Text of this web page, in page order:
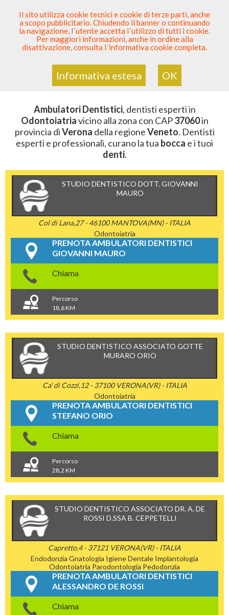
SEI DENTISTA? PARTECIPA
Sei QuiElenco Dentista Sicuro > Odontoiatria>
Ambulatori Dentistici>Veneto >Verona >CAP 37060
ZONA CON CAP 37060
Ambulatori Dentistici, dentisti esperti in
Odontoiatriavicino alla zona con CAP37060in
provincia diVerona della regioneVeneto. Dentisti
esperti e professionali, curano la tua bocca e i tuoi
denti.
STUDIO DENTISTICO DOTT. GIOVANNI
MAURO
Col di Lana,27 - 46100 MANTOVA(MN) - ITALIA
Odontoiatria
PRENOTA AMBULATORI DENTISTICI
GIOVANNI MAURO
Chiama
Percorso
18,6 KM
STUDIO DENTISTICO ASSOCIATO GOTTE
MURARO ORIO
Ca' di Cozzi,12 - 37100 VERONA(VR) - ITALIA
Odontoiatria
PRENOTA AMBULATORI DENTISTICI
STEFANO ORIO
Chiama
Percorso
28,2 KM
STUDIO DENTISTICO ASSOCIATO DR. A. DE
ROSSI D.SSA B. CEPPETELLI
Capretto,4 - 37121 VERONA(VR) - ITALIA
Endodonzia Gnatologia Igiene Dentale Implantologia
Odontoiatria Parodontologia Pedodonzia
PRENOTA AMBULATORI DENTISTICI
ALESSANDRO DE ROSSI
Chiama
Il sito utilizza cookie tecnici e cookie di terze parti, anche
a scopo pubblicitario. Chiudendo il banner o continuando
la navigazione, l´utente accetta l´utilizzo di tutti i cookie.
Per maggiori informazioni, anche in ordine alla
disattivazione, consulta l´informativa cookie completa.
Informativa estesa OK